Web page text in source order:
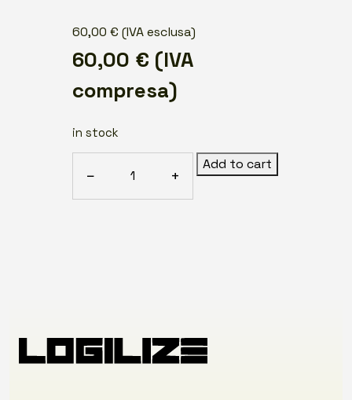
60,00€ (IVA esclusa)
60,00 € (IVA
compresa)
in stock
Proxy/Firewall/HotSpot
System
-
− +
Add to cart